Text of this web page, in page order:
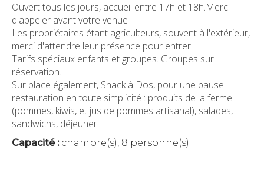
Ouvert tous les jours, accueil entre 17h et 18h.Merci
d'appeler avant votre venue !
Les propriétaires étant agriculteurs, souvent à l'extérieur,
merci d'attendre leur présence pour entrer !
Tarifs spéciaux enfants et groupes. Groupes sur
réservation.
Sur place également, Snack à Dos, pour une pause
restauration en toute simplicité : produits de la ferme
(pommes, kiwis, et jus de pommes artisanal), salades,
sandwichs, déjeuner.
Capacité : chambre(s), 8 personne(s)